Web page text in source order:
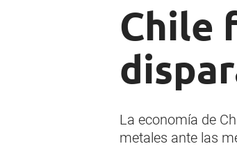
Chile
La economía de
metales ante las